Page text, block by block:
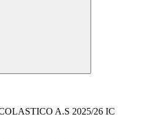
A.S 2025/26 IC